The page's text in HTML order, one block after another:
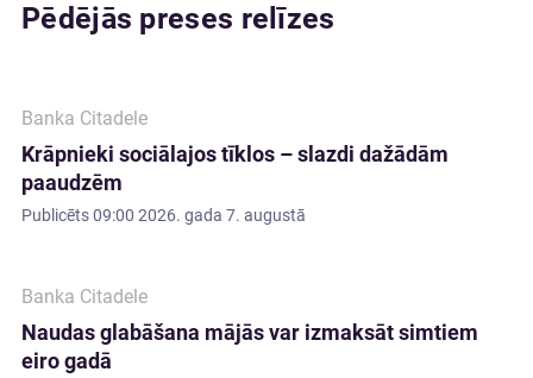
Pēdējās preses relīzes
Banka Citadele
Krāpnieki sociālajos tīklos – slazdi dažādām
paaudzēm
Publicēts09:00 2026. gada 7. augustā
Banka Citadele
Naudas glabāšana mājās var izmaksāt simtiem
eiro gadā